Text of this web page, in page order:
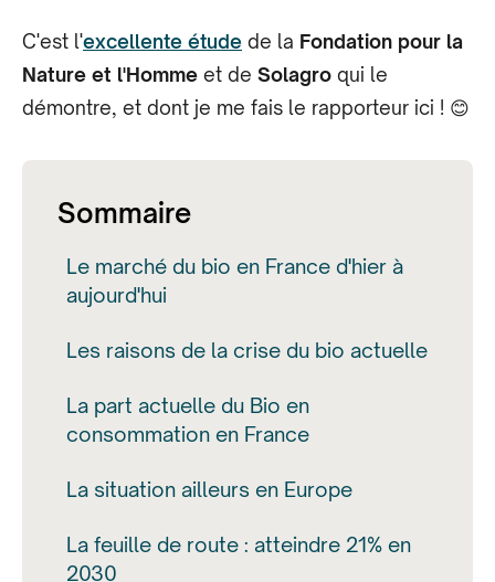
C'est l'excellente étude de la Fondation pour la
Nature et l'Homme et de Solagro qui le
démontre, et dont je me fais le rapporteur ici ! 😊
Sommaire
Le marché du bio en France d'hier à
aujourd'hui
Les raisons de la crise du bio actuelle
La part actuelle du Bio en
consommation en France
La situation ailleurs en Europe
La feuille de route : atteindre 21% en
2030